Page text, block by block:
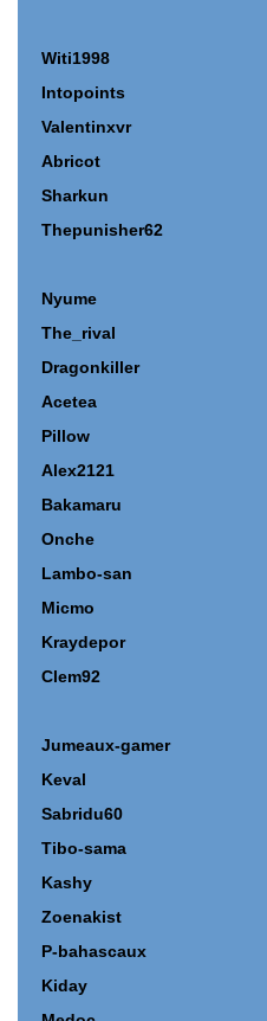
Witi1998
Intopoints
Valentinxvr
Abricot
Sharkun
Thepunisher62
Nyume
The_rival
Dragonkiller
Acetea
Pillow
Alex2121
Bakamaru
Onche
Lambo-san
Micmo
Kraydepor
Clem92
Jumeaux-gamer
Keval
Sabridu60
Tibo-sama
Kashy
Zoenakist
P-bahascaux
Kiday